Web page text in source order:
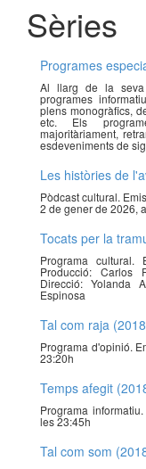
Sèries
Programes
Al llarg de la seva
programes
plens monogràfics,
etc. Els
majoritàriament,
esdeveniments de
Les històries de
Pòdcast cultural.
2 de gener de 2026,
Tocats per la
Programa
Producció: Carlos
Direcció: Yolanda
Espinosa
Tal com raja
Programa d'opinió.
23:20h
Temps afegit
Programa
les 23:45h
Tal com som